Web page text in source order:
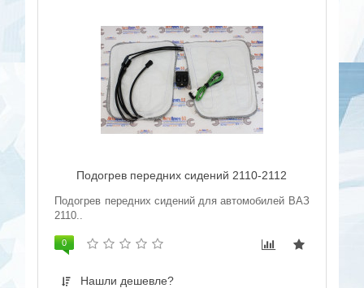
Подогрев передних сидений 2110-2112
Подогрев передних сидений для автомобилей ВАЗ
2110..
0
Нашли дешевле?